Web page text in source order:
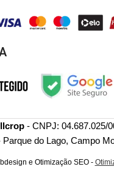
- CNPJ: 04.687.025/
Parque do Lago, Campo
e Otimização SEO -